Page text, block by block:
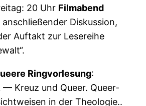
20 Uhr Filmabend
anschließender Diskussion,
Auftakt zur Lesereihe
Ringvorlesung:
— Kreuz und Queer. Queer-
in der Theologie..